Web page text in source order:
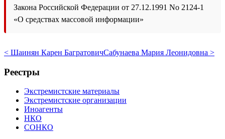
Закона Российской Федерации от 27.12.1991 No 2124-1
«О средствах массовой информации»
< Шаинян Карен БагратовичСабунаева Мария Леонидовна >
Реестры
Экстремистские материалы
Экстремистские организации
Иноагенты
НКО
СОНКО